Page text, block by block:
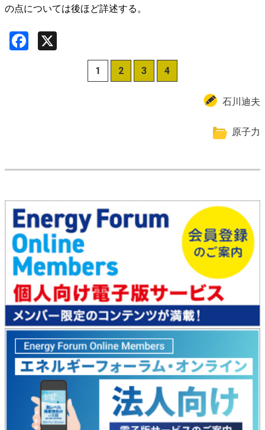
の点については後ほど詳述する。
Facebook
1 2 3 4
石川迪夫
原子力